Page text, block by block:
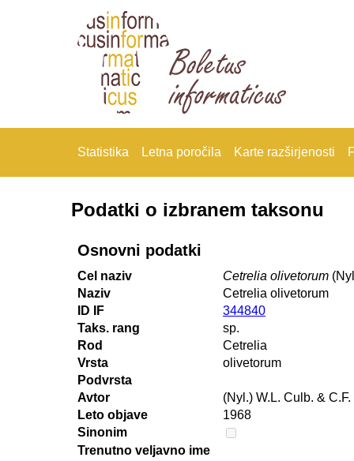
Statistika Letna poročila Karte razširjenosti
Podatki o izbranem taksonu
Osnovni podatki
Cel naziv Cetrelia olivetorum
Naziv
Cetrelia olivetorum
ID IF
344840
Taks. rang
sp.
Rod
Cetrelia
Vrsta
olivetorum
Podvrsta
Avtor
(Nyl.) W.L. Culb. &
Leto objave
1968
Sinonim
Trenutno veljavno ime